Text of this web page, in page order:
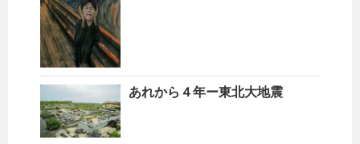
あれから４年ー東北大地震